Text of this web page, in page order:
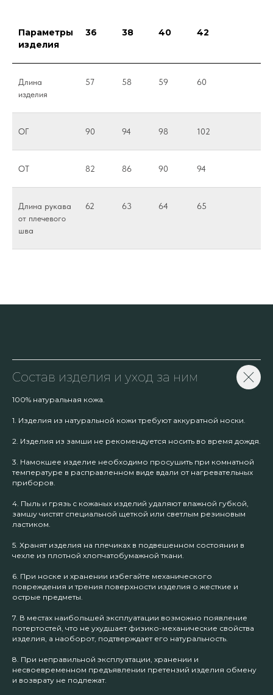
Параметры
изделия
36 38 40 42
Длина
изделия
57 58 59 60
ОГ 90 94 98 102
ОТ 82 86 90 94
Длина рукава
от плечевого
шва
62 63 64 65
Состав изделия и уход за ним
100% натуральная кожа.
1. Изделия из натуральной кожи требуют аккуратной носки.
2. Изделия из замши не рекомендуется носить во время дождя.
3. Намокшее изделие необходимо просушить при комнатной
температуре в расправленном виде вдали от нагревательных
приборов.
4. Пыль и грязь с кожаных изделий удаляют влажной губкой,
замшу чистят специальной щеткой или светлым резиновым
ластиком.
5. Хранят изделия на плечиках в подвешенном состоянии в
чехле из плотной хлопчатобумажной ткани.
6. При носке и хранении избегайте механического
повреждения и трения поверхности изделия о жесткие и
острые предметы.
7. В местах наибольшей эксплуатации возможно появление
потертостей, что не ухудшает физико-механические свойства
изделия, а наоборот, подтверждает его натуральность.
8. При неправильной эксплуатации, хранении и
несвоевременном предъявлении претензий изделия обмену
и возврату не подлежат.